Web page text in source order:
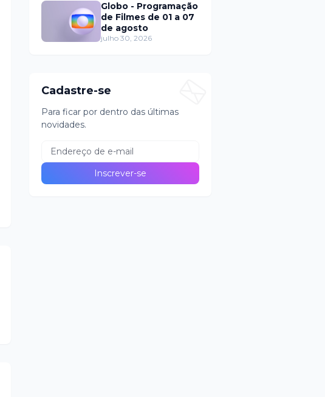
Globo - Programação
de Filmes de 01 a 07
de agosto
julho 30, 2026
Cadastre-se
Para ficar por dentro das últimas
novidades.